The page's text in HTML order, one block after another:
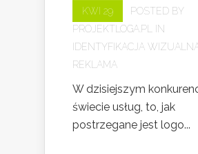
KWI 29
POSTED BY
PROJEKTLOGA.PL
IN
IDENTYFIKACJA WIZUALNA
REKLAMA
W dzisiejszym
świecie usług, to, jak
postrzegane jest logo...